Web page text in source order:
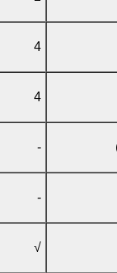
4
4
-
-
√